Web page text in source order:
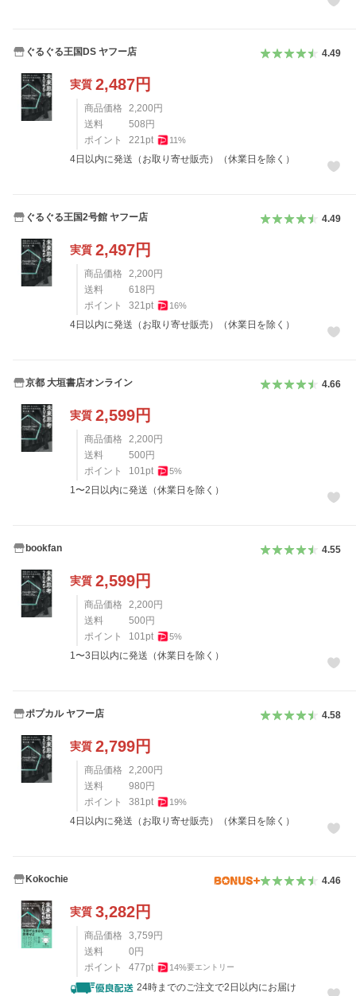
ぐるぐる王国DS ヤフー店 4.49
実質 2,487円
商品価格 2,200 円
送料
508 円
ポイント
221pt 11%
4日以内に発送（お取り寄せ販売）（休業日を除く）
ぐるぐる王国2号館 ヤフー店 4.49
実質 2,497円
商品価格 2,200 円
送料
618 円
ポイント
321pt 16%
4日以内に発送（お取り寄せ販売）（休業日を除く）
京都 大垣書店オンライン 4.66
実質 2,599円
商品価格 2,200 円
送料
500 円
ポイント
101pt 5%
1〜2日以内に発送（休業日を除く）
bookfan 4.55
実質 2,599円
商品価格 2,200 円
送料
500 円
ポイント
101pt 5%
1〜3日以内に発送（休業日を除く）
ポプカル ヤフー店 4.58
実質 2,799円
商品価格 2,200 円
送料
980 円
ポイント
381pt 19%
4日以内に発送（お取り寄せ販売）（休業日を除く）
Kokochie 4.46
実質 3,282円
商品価格 3,759 円
送料
0 円
ポイント
477pt 14%要エントリー
24時までのご注文で2日以内にお届け